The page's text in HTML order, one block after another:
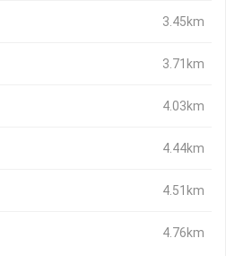
3.45km
3.71km
4.03km
4.44km
4.51km
4.76km